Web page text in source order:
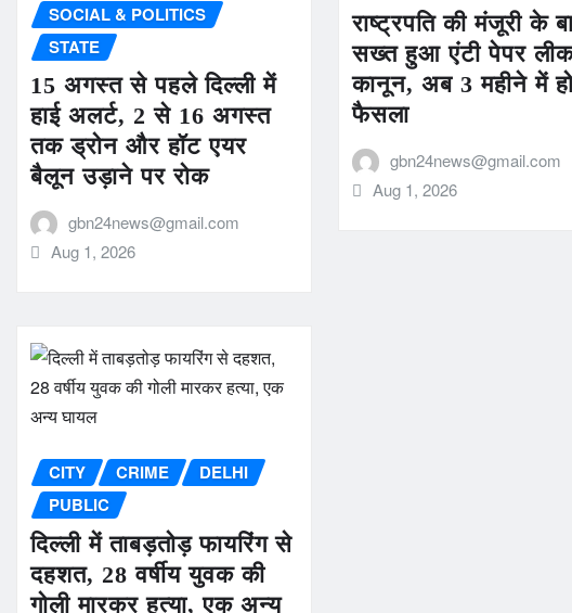
SOCIAL & POLITICS
STATE
15 अगस्त से पहले दिल्ली में
हाई अलर्ट, 2 से 16 अगस्त
तक ड्रोन और हॉट एयर
बैलून उड़ाने पर रोक
gbn24news@gmail.com
Aug 1, 2026
राष्ट्रपति की मंजूरी के
सख्त हुआ एंटी पेपर
कानून, अब 3 महीने में
फैसला
gbn24news@gmail.com
Aug 1, 2026
CITY CRIME
DELHI
PUBLIC
दिल्ली में ताबड़तोड़ फायरिंग से
दहशत, 28 वर्षीय युवक की
गोली मारकर हत्या, एक अन्य